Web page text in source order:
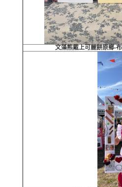
文藻熊戴上可麗餅原鄉-